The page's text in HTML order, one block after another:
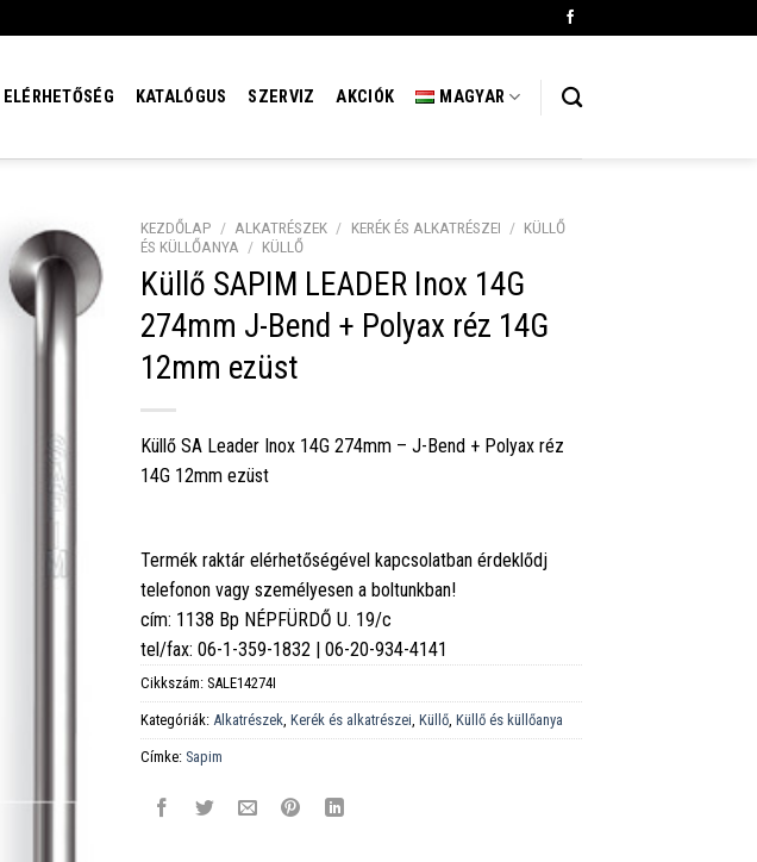
ELÉRHETŐSÉG KATALÓGUS SZERVIZ AKCIÓK MAGYAR
KEZDŐLAP / ALKATRÉSZEK / KERÉK ÉS ALKATRÉSZEI / KÜLLŐ
ÉS KÜLLŐANYA / KÜLLŐ
Küllő SAPIM LEADER Inox 14G
274mm J-Bend + Polyax réz 14G
12mm ezüst
Küllő SA Leader Inox 14G 274mm – J-Bend + Polyax réz
14G 12mm ezüst
Termék raktár elérhetőségével kapcsolatban érdeklődj
telefonon vagy személyesen a boltunkban!
cím: 1138 Bp NÉPFÜRDŐ U. 19/c
tel/fax: 06-1-359-1832 | 06-20-934-4141
Cikkszám:SALE14274I
Kategóriák: Alkatrészek ,Kerék és alkatrészei ,Küllő ,Küllő és küllőanya
Címke: Sapim